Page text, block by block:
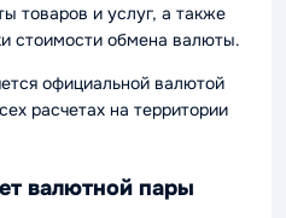
товаров и услуг, а также
стоимости обмена валюты.
официальной валютой
расчетах на территории
валютной пары